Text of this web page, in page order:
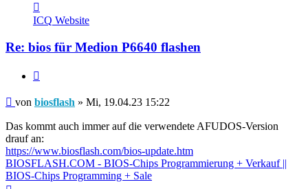
von
biosflash
ICQ Website
Re: bios für Medion P6640 flashen
Beitrag
von biosflash » Mi, 19.04.23 15:22
Das kommt auch immer auf die verwendete AFUDOS-Version
drauf an:
https://www.biosflash.com/bios-update.htm
BIOSFLASH.COM - BIOS-Chips Programmierung + Verkauf ||
BIOS-Chips Programming + Sale